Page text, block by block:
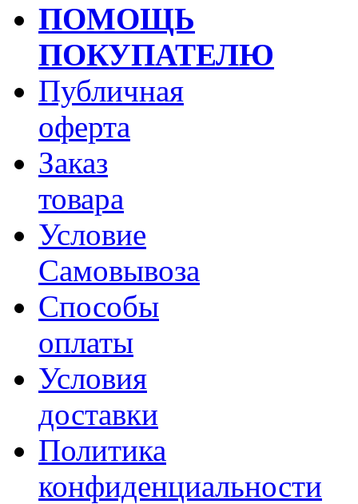
ПОМОЩЬ
ПОКУПАТЕЛЮ
Публичная
оферта
Заказ
товара
Условие
Самовывоза
Способы
оплаты
Условия
доставки
Политика
конфиденциальности